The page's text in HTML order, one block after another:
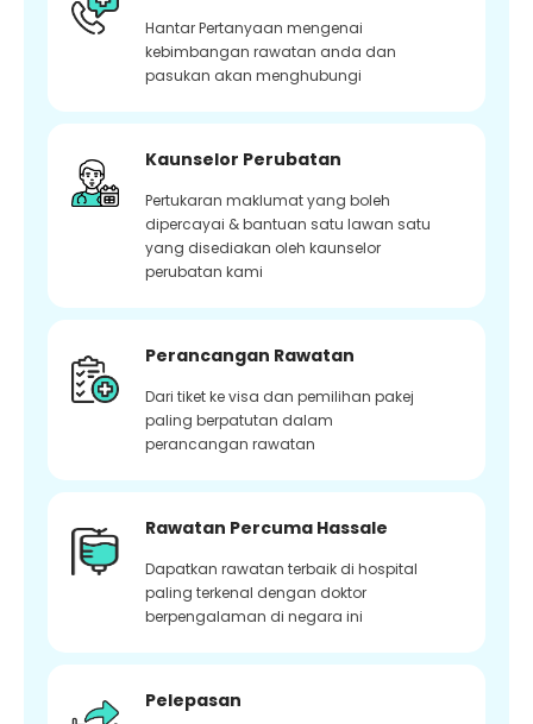
Hantar Pertanyaan mengenai
kebimbangan rawatan anda dan
pasukan akan menghubungi
Kaunselor Perubatan
Pertukaran maklumat yang boleh
dipercayai & bantuan satu lawan satu
yang disediakan oleh kaunselor
perubatan kami
Perancangan Rawatan
Dari tiket ke visa dan pemilihan pakej
paling berpatutan dalam
perancangan rawatan
Rawatan Percuma Hassale
Dapatkan rawatan terbaik di hospital
paling terkenal dengan doktor
berpengalaman di negara ini
Pelepasan